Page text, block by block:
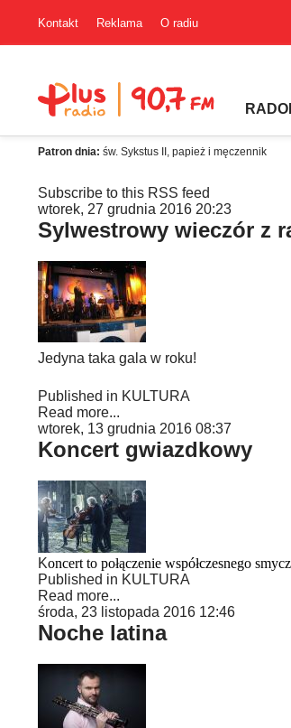
Kontakt Reklama O radiu
Patron dnia: św. Sykstus II, papież i męczennik
Subscribe to this RSS feed
wtorek, 27 grudnia 2016 20:23
Sylwestrowy wieczór z
Jedyna taka gala w roku!
Published in KULTURA
Read more...
wtorek, 13 grudnia 2016 08:37
Koncert gwiazdkowy
Koncert to połączenie współczesnego
Published in KULTURA
Read more...
środa, 23 listopada 2016 12:46
Noche latina